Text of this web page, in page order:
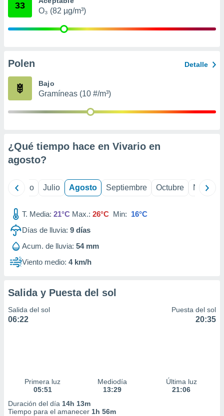
publicidad
de
1199
33
O₃ (82 µg/m³)
Polen Detalle
Bajo
Gramíneas (10 #/m³)
¿Qué tiempo hace en Vivario en
agosto?
Junio Julio Agosto Septiembre Octubre
T. Media: 21°C Max.: 26°C Min: 16°C
Días de lluvia: 9 días
Acum. de lluvia: 54 mm
Viento medio: 4 km/h
Salida y Puesta del sol
Salida del sol
06:22
Puesta del sol
20:35
Primera luz
05:51
Mediodía
13:29
Última luz
21:06
Duración del día 14h 13m
Tiempo para el amanecer 1h 56m